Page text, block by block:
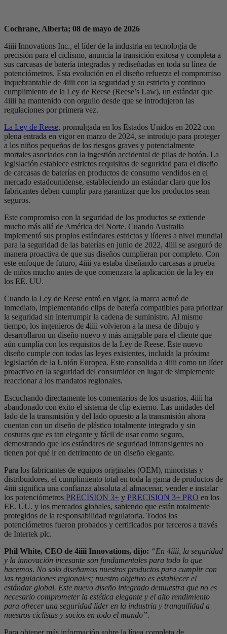
Cochrane, Alberta; 08 de mayo de 2026
4iiii Innovations Inc., el líder de la industria en tecnología de
precisión para el ciclismo, anuncia la transición exitosa y completa a
sus carcasas de batería integradas y rediseñadas en toda su línea de
potenciómetros. Esta evolución en el diseño refuerza el compromiso
inquebrantable de 4iiii con la seguridad y su estricto y continuo
cumplimiento de la Ley de Reese (Reese’s Law), un estándar que
4iiii ha mantenido con orgullo desde que se introdujeron las
regulaciones por primera vez.
La Ley de Reese, promulgada en los Estados Unidos en 2022 con
plena entrada en vigor en marzo de 2024, se introdujo para proteger
a los niños pequeños de los riesgos graves y potencialmente
mortales asociados con la ingestión accidental de pilas de botón. La
legislación establece estrictos requisitos de seguridad para el diseño
de carcasas de baterías en productos de consumo vendidos en el
mercado estadounidense, estableciendo un estándar claro que los
fabricantes deben cumplir para garantizar que los productos sean
seguros.
Este compromiso con la seguridad de los productos se extiende
mucho más allá de América del Norte. Cuando Australia
implementó sus propios estándares estrictos y líderes a nivel mundial
para la seguridad de las baterías en junio de 2022, 4iiii se aseguró de
manera proactiva de que sus diseños cumplieran por completo. Con
este enfoque de futuro, 4iiii ya estaba diseñando carcasas a prueba
de niños mucho antes de que comenzara la aplicación de la ley en
los EE. UU.
Cuando la Ley de Reese entró en vigor, la marca actuó de
inmediato, implementando clips de batería compatibles para priorizar
la seguridad sin interrumpir la cadena de suministro. Al mismo
tiempo, los ingenieros de 4iiii volvieron a la mesa de dibujo y
desarrollaron un diseño nuevo y más amigable para el cliente que
aún cumplía con los requisitos de la Ley de Reese. Este nuevo
diseño cumple con todas las leyes existentes, incluida la próxima
legislación de la Unión Europea. Esto consolida a 4iiii como un líder
proactivo en la seguridad del consumidor en lugar de simplemente
reaccionar a los mandatos regionales.
Escuchando directamente los comentarios de los usuarios, 4iiii ha
abandonado con éxito el sistema de clip externo. Las unidades del
lado de la transmisión y del lado opuesto a la transmisión ahora
cuentan con un diseño de plástico totalmente integrado y sin
costuras que es tan elegante y fácil de usar como seguro,
demostrando que los estándares de seguridad intransigentes no
tienen por qué ir en detrimento de un diseño elegante.
Para los fabricantes de equipos originales (OEM), minoristas y
distribuidores, el cumplimiento total en toda la gama de productos de
4iiii significa una confianza absoluta al almacenar, vender e instalar
los potenciómetros PRECISION 3+ y PRECISION 3+ PRO en los
EE. UU. y los mercados globales, sabiendo que están totalmente
protegidos de la responsabilidad regulatoria. Todos los
potenciómetros fueron probados y certificados por terceros a través
de Intertek plc.
Phil White, CEO de 4iiii Innovations, dijo: “En 4iiii, la seguridad
y la innovación incesante son fundamentales para todo lo que
hacemos. No solo diseñamos nuestros productos para cumplir con
las regulaciones regionales; nuestro objetivo es establecer el
estándar global. Este nuevo diseño integrado demuestra que no es
necesario comprometer la estética elegante y el alto rendimiento
para ofrecer una seguridad líder en la industria y tranquilidad a
nuestros ciclistas y socios en todo el mundo”.
Para obtener más información sobre la línea completa de